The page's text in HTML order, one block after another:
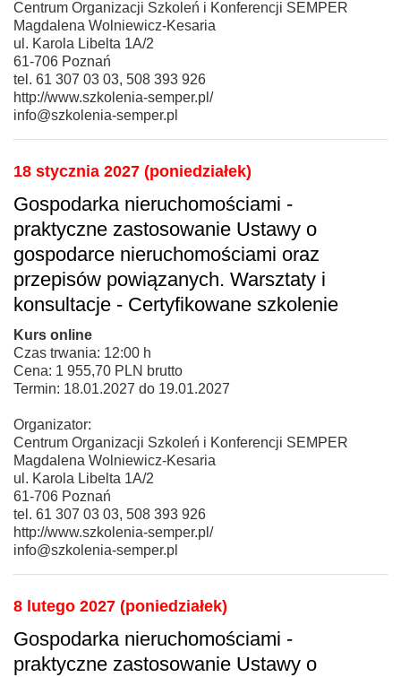
Centrum Organizacji Szkoleń i Konferencji SEMPER
Magdalena Wolniewicz-Kesaria
ul. Karola Libelta 1A/2
61-706 Poznań
tel. 61 307 03 03, 508 393 926
http://www.szkolenia-semper.pl/
info@szkolenia-semper.pl
18 stycznia 2027 (poniedziałek)
Gospodarka nieruchomościami -
praktyczne zastosowanie Ustawy o
gospodarce nieruchomościami oraz
przepisów powiązanych. Warsztaty i
konsultacje - Certyfikowane szkolenie
Kurs online
Czas trwania: 12:00 h
Cena: 1 955,70 PLN brutto
Termin: 18.01.2027 do 19.01.2027
Organizator:
Centrum Organizacji Szkoleń i Konferencji SEMPER
Magdalena Wolniewicz-Kesaria
ul. Karola Libelta 1A/2
61-706 Poznań
tel. 61 307 03 03, 508 393 926
http://www.szkolenia-semper.pl/
info@szkolenia-semper.pl
8 lutego 2027 (poniedziałek)
Gospodarka nieruchomościami -
praktyczne zastosowanie Ustawy o